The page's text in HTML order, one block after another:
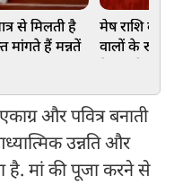
से मिलती है
मांगते हैं मन्नतें
मेष राशि वालों
वालों के रुके
और पवित्र बनाती
उन्नति और
मां की पूजा करने से